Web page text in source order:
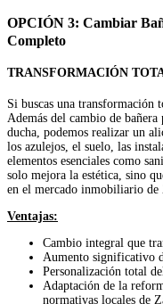
OPCIÓN 3: Cambiar
Completo
TRANSFORMACIÓN
Si buscas una transformación
Además del cambio de
ducha, podemos realizar un
los azulejos, el suelo, las
elementos esenciales como
solo mejora la estética, sino
en el mercado inmobiliario de
Ventajas:
Cambio integral que
Aumento significativo
Personalización total
Adaptación de la
normativas locales de